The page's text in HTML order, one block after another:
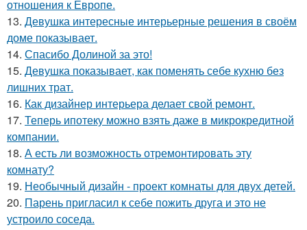
отношения к Европе.
13. Девушка интересные интерьерные решения в своём
доме показывает.
14. Спасибо Долиной за это!
15. Девушка показывает, как поменять себе кухню без
лишних трат.
16. Как дизайнер интерьера делает свой ремонт.
17. Теперь ипотеку можно взять даже в микрокредитной
компании.
18. А есть ли возможность отремонтировать эту
комнату?
19. Необычный дизайн - проект комнаты для двух детей.
20. Парень пригласил к себе пожить друга и это не
устроило соседа.